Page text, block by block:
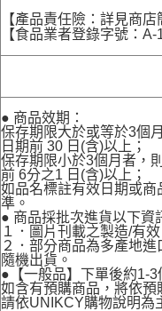
【產品責任險：詳見商店
【食品業者登錄字號：
● 商品效期：
保存期限大於或等於3個
日期前 30 日(含)以上；
保存期限小於3個月者，
前 6分之1 日(含)以上；
如品名標註有效日期或
準。
● 商品採批次進貨以下資
１．圖片刊載之製造/有
２．部分商品為多產地
隨機出貨。
●【一般品】下單後約1-
如含有預購商品，將依
請依UNIKCY購物說明為